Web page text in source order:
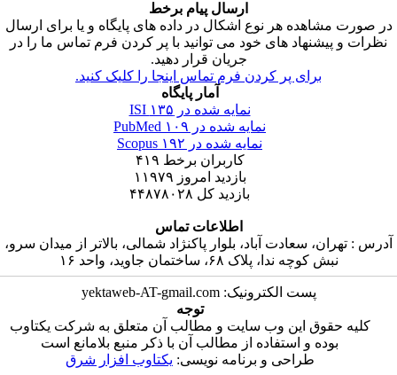
ارسال پیام برخط
صورت مشاهده هر نوع اشکال در داده های پایگاه و یا برای ارسال
نظرات و پیشنهاد های خود می توانید با پر کردن فرم تماس ما را در
جریان قرار دهید.
برای پر کردن فرم تماس اینجا را کلیک کنید.
آمار پایگاه
نمایه شده در ISI۱۳۵
نمایه شده در PubMed۱۰۹
نمایه شده در Scopus۱۹۲
کاربران برخط۴۱۹
بازدید امروز۱۱۹۷۹
بازدید کل ۴۴۸۷۸۰۲۸
اطلاعات تماس
: تهران، سعادت آباد، بلوار پاکنژاد شمالی، بالاتر از میدان سرو،
نبش کوچه ندا، پلاک ۶۸، ساختمان جاوید، واحد ۱۶
پست الکترونیک: yektaweb-AT-gmail.com
توجه
کلیه حقوق این وب سایت و مطالب آن متعلق به شرکت یکتاوب
بوده و استفاده از مطالب آن با ذکر منبع بلامانع است
طراحی و برنامه نویسی:یکتاوب افزار شرق